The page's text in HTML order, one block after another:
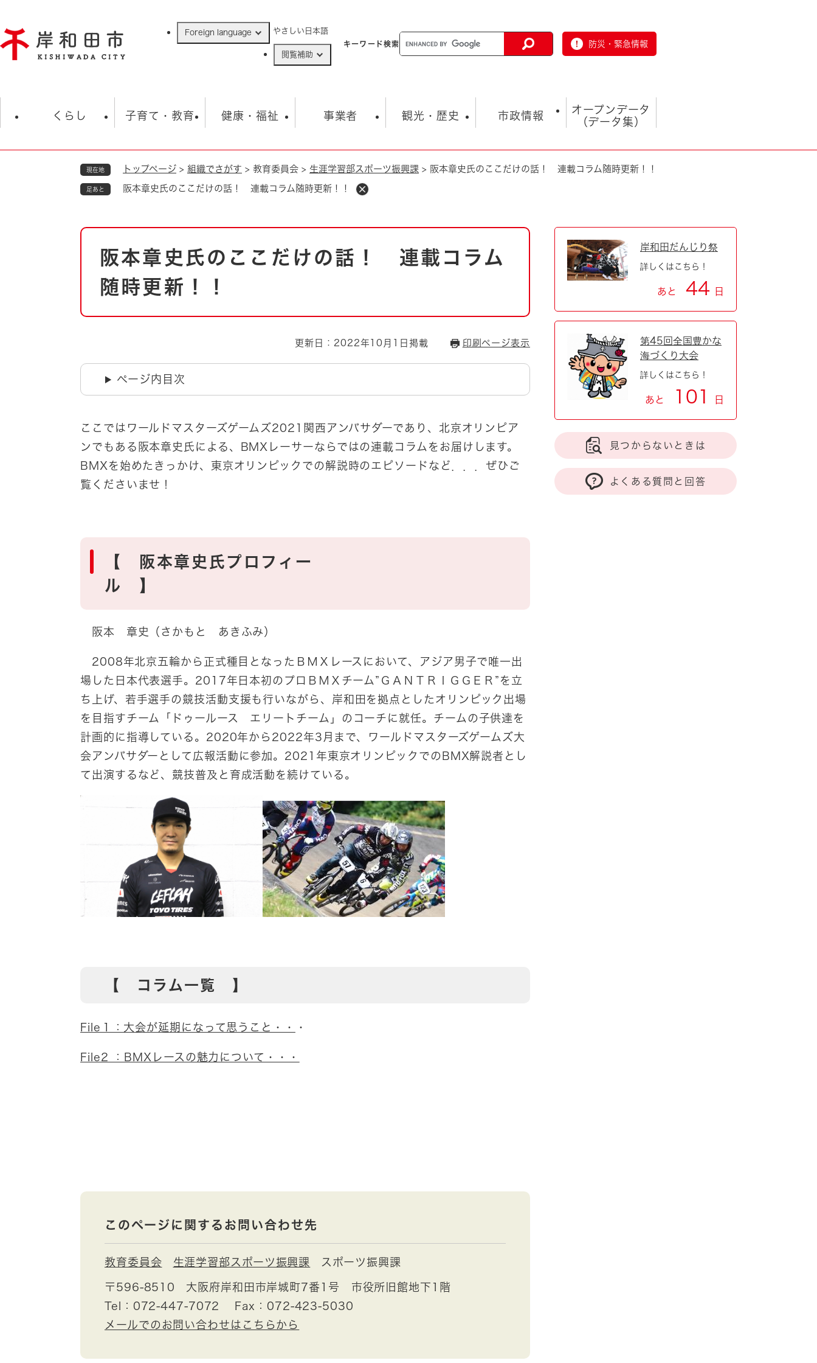
ジ
の
Foreign language やさしい日本語
閲覧補助
キーワード検索 防災・緊急情報
くらし
住民票・戸籍
ごみ・衛生・動物 救急・消防
防災・防犯 上水道・下水道
自然・環境・公園 住宅
引っ越し
道路・河川・交通
とじる
子育て・教育
学校 子育て
健康・福祉
福祉・健康・生活 生涯学習・スポーツ
事業者
入札・契約情報 まちづくり・協働
環境 福祉・介護
観光・歴史
観光 観光スポット
とじる
市政情報
市の概要 総合計画
市政 職員採用情報
市役所・施設の案内
オープンデータ
（データ集）
オープンデータ
現在地 トップページ > 組織でさがす > 教育委員会 > 生涯学習部スポーツ振興課 > 阪本章史氏のここだけの話！ 連載コラム随時更新！！
足あと 阪本章史氏のここだけの話！ 連載コラム随時更新！！
本
阪本章史氏のここだけの話！ 連載コラム
随時更新！！
更新日：2022年10月1日掲載 印刷ページ表示
ページ内目次
ここではワールドマスターズゲームズ2021関西アンバサダーであり、北京オリンピア
ンでもある阪本章史氏による、BMXレーサーならではの連載コラムをお届けします。
BMXを始めたきっかけ、東京オリンピックでの解説時のエピソードなど．．．ぜひご
覧くださいませ！
【 阪本章史氏プロフィー
ル 】
阪本 章史（さかもと あきふみ）
2008年北京五輪から正式種目となったＢＭＸレースにおいて、アジア男子で唯一出
場した日本代表選手。2017年日本初のプロＢＭＸチーム”ＧＡＮＴＲＩＧＧＥＲ”を立
ち上げ、若手選手の競技活動支援も行いながら、岸和田を拠点としたオリンピック出場
を目指すチーム「ドゥールース エリートチーム」のコーチに就任。チームの子供達を
計画的に指導している。2020年から2022年3月まで、ワールドマスターズゲームズ大
会アンバサダーとして広報活動に参加。2021年東京オリンピックでのBMX解説者とし
て出演するなど、競技普及と育成活動を続けている。
【 コラム一覧 】
File１：大会が延期になって思うこと・・ ・
File2 ：BMXレースの魅力について・・・
このページに関するお問い合わせ先
教育委員会 生涯学習部スポーツ振興課 スポーツ振興課
〒596-8510
大阪府岸和田市岸城町7番1号 市役所旧館地下1階
Tel：072-447-7072
Fax：072-423-5030
メールでのお問い合わせはこちらから
岸和田だんじり祭
詳しくはこちら！
あと 44 日
第45回全国豊かな
海づくり大会
詳しくはこちら！
あと 101 日
見つからないときは
よくある質問と回答